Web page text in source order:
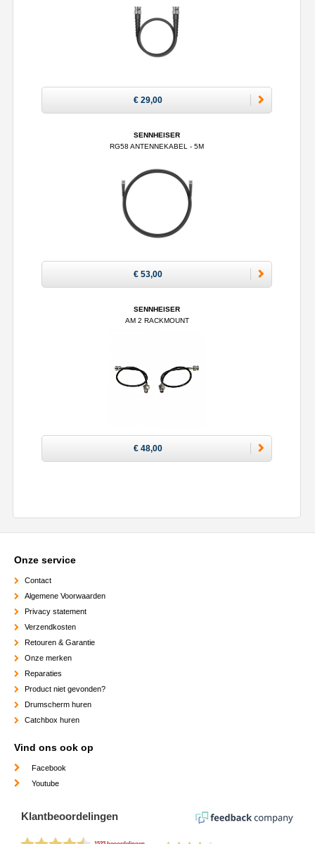
€ 29,00
SENNHEISER
RG58 ANTENNEKABEL - 5M
€ 53,00
SENNHEISER
AM 2 RACKMOUNT
€ 48,00
Onze service
Contact
Algemene Voorwaarden
Privacy statement
Verzendkosten
Retouren & Garantie
Onze merken
Reparaties
Product niet gevonden?
Drumscherm huren
Catchbox huren
Vind ons ook op
Facebook
Youtube
Klantbeoordelingen